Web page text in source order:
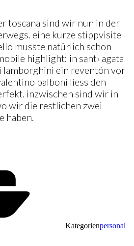
toscana sind wir nun in der
eine kurze stippvisite
musste natürlich schon
highlight: in sant› agata
lamborghini ein reventón vor
balboni liess den
inzwischen sind wir in
wir die restlichen zwei
haben.
Kategorienpersonal